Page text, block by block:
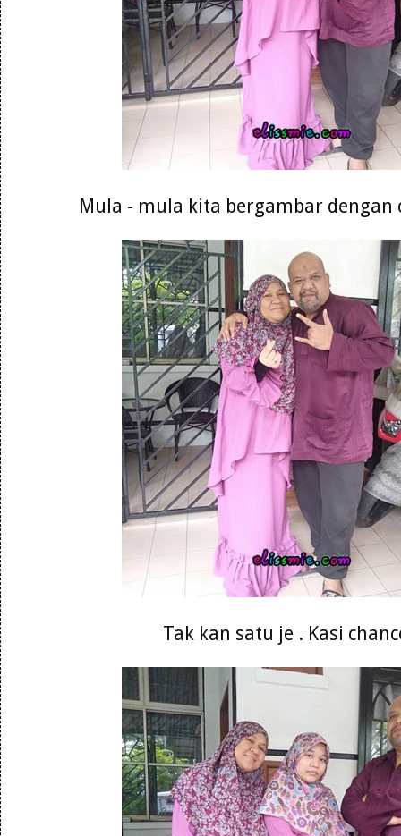
Mula - mula kita bergambar
Tak kan satu je . Kasi